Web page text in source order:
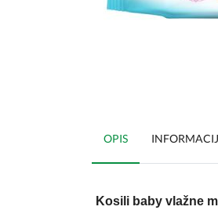
OPIS
Kosili baby vlažne